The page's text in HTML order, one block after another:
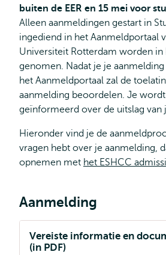
buiten de EER en 15 mei voor
Alleen aanmeldingen gestart in
ingediend in het Aanmeldportaal
Universiteit Rotterdam worden in
genomen. Nadat je je
het Aanmeldportaal zal de
aanmelding beoordelen. Je
geïnformeerd over de uitslag van
Hieronder vind je de
vragen hebt over je aanmelding,
opnemen met het ESHCC
Aanmelding
Vereiste informatie en
(in PDF)